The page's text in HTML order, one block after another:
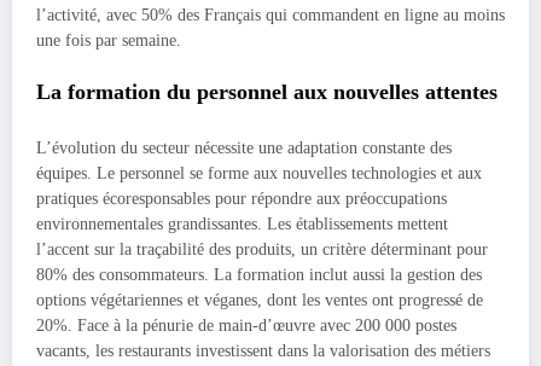
l’activité, avec 50% des Français qui commandent en ligne au moins
une fois par semaine.
La formation du personnel aux nouvelles attentes
L’évolution du secteur nécessite une adaptation constante des
équipes. Le personnel se forme aux nouvelles technologies et aux
pratiques écoresponsables pour répondre aux préoccupations
environnementales grandissantes. Les établissements mettent
l’accent sur la traçabilité des produits, un critère déterminant pour
80% des consommateurs. La formation inclut aussi la gestion des
options végétariennes et véganes, dont les ventes ont progressé de
20%. Face à la pénurie de main-d’œuvre avec 200 000 postes
vacants, les restaurants investissent dans la valorisation des métiers